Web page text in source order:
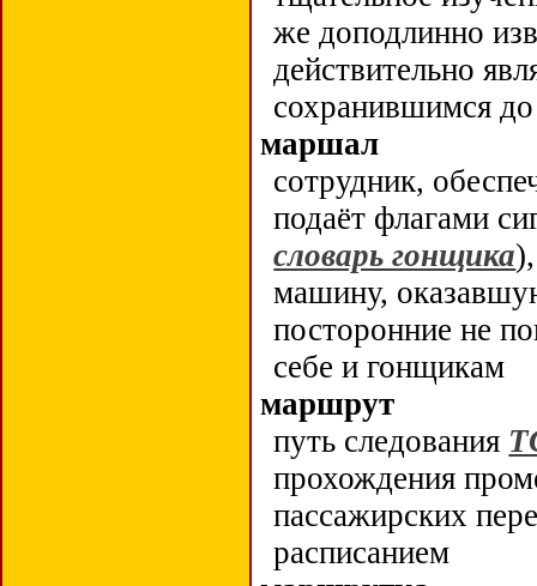
же доподлинно
действительно
сохранившимся
маршал
сотрудник,
подаёт флагами
словарь гонщика
машину,
посторонние не
себе и гонщикам
маршрут
путь следования
прохождения
пассажирских
расписанием